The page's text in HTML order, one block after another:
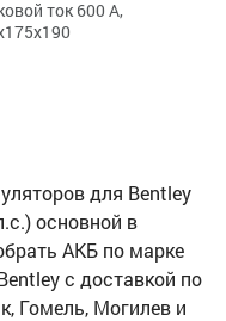
ток 600 А,
для Bentley
основной в
АКБ по марке
с доставкой по
Гомель, Могилев и